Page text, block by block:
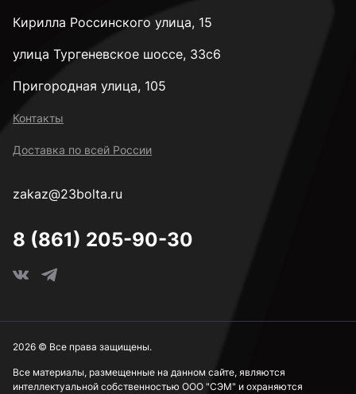
Кирилла Россинского улица, 15
улица Тургеневское шоссе, 33с6
Пригородная улица, 105
Контакты
Доставка по всей России
zakaz@23bolta.ru
8 (861) 205-90-30
Все материалы, размещенные на данном сайте, являются
интеллектуальной собственностью ООО "СЭМ" и охраняются
2026 © Все права защищены.